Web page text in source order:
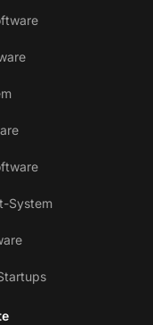
System